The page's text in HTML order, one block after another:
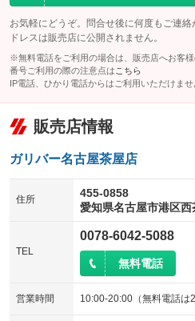
お気軽にどうぞ。問合せ後に何度もご連
ドレスは販売店に公開されません。
※無料電話をご利用の場合は、販売店へお客
番号ご利用の際の注意点は こちら
IP電話、ひかり電話からはご利用いただけませ
販売店情報
ガリバー名古屋茶屋店
住所
455-0858
愛知県名古屋市港区西
TEL
0078-6042-5088
無料電話
営業時間 10:00-20:00（無料電話は